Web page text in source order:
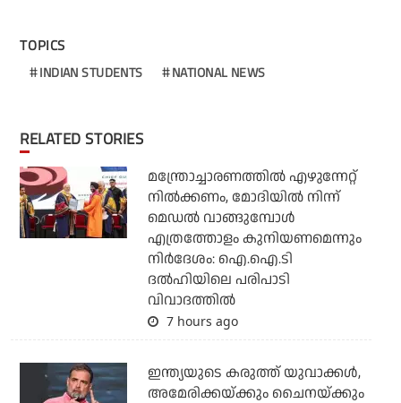
TOPICS
INDIAN STUDENTS NATIONAL NEWS
RELATED STORIES
മന്ത്രോച്ചാരണത്തില്‍ എഴുന്നേറ്റ്
നില്‍ക്കണം, മോദിയില്‍ നിന്ന്
മെഡല്‍ വാങ്ങുമ്പോള്‍
എത്രത്തോളം കുനിയണമെന്നും
നിര്‍ദേശം: ഐ.ഐ.ടി
ദല്‍ഹിയിലെ പരിപാടി
വിവാദത്തില്‍
7 hours ago
ഇന്ത്യയുടെ കരുത്ത് യുവാക്കള്‍,
അമേരിക്കയ്ക്കും ചൈനയ്ക്കും